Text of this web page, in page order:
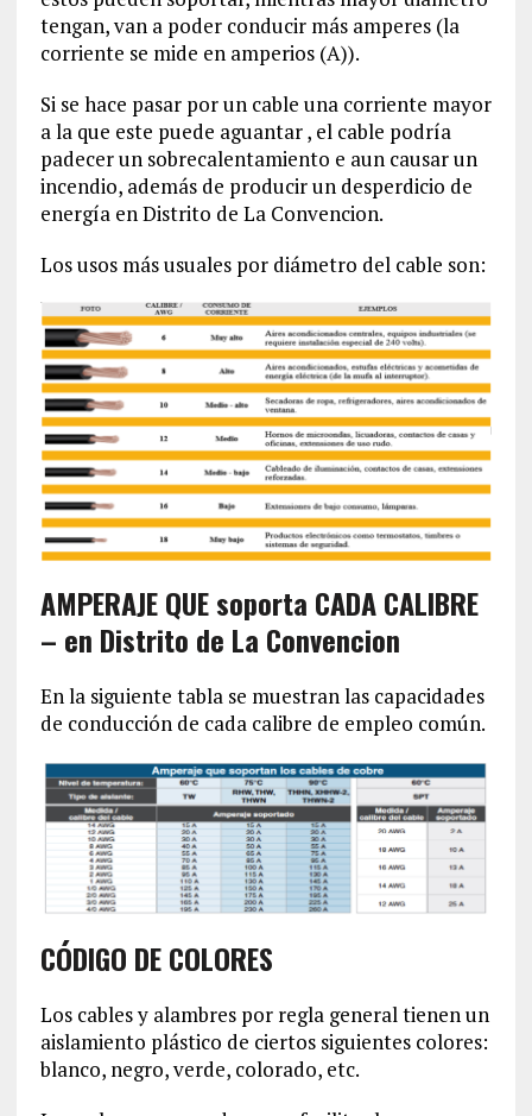
tengan, van a poder conducir más amperes (la
corriente se mide en amperios (A)).
Si se hace pasar por un cable una corriente mayor
a la que este puede aguantar , el cable podría
padecer un sobrecalentamiento e aun causar un
incendio, además de producir un desperdicio de
energía en Distrito de La Convencion‎.
Los usos más usuales por diámetro del cable son:
AMPERAJE QUE soporta CADA CALIBRE
– en Distrito de La Convencion‎
En la siguiente tabla se muestran las capacidades
de conducción de cada calibre de empleo común.
CÓDIGO DE COLORES
Los cables y alambres por regla general tienen un
aislamiento plástico de ciertos siguientes colores:
blanco, negro, verde, colorado, etc.